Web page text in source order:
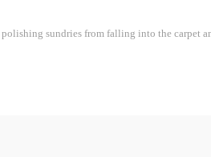
sundries from falling into the carpet